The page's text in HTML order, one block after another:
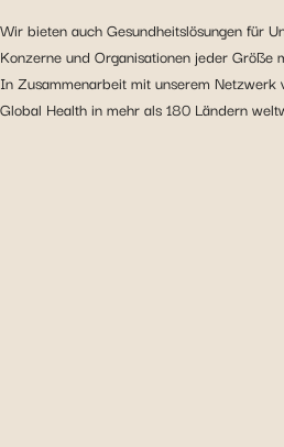
Wir bieten auch Gesundheitslösungen für
Konzerne und Organisationen jeder Größe
In Zusammenarbeit mit unserem
Global Health in mehr als 180 Ländern